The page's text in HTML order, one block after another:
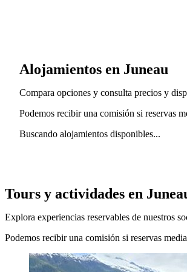
Alojamientos en Juneau
Compara opciones y consulta precios y
Podemos recibir una comisión si reservas
Buscando alojamientos disponibles...
Tours y actividades en
Explora experiencias reservables de nuestros
Podemos recibir una comisión si reservas